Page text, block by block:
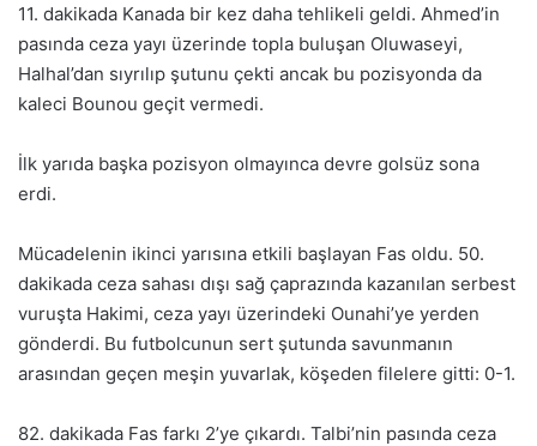
11. dakikada Kanada bir kez daha tehlikeli geldi. Ahmed’in
pasında ceza yayı üzerinde topla buluşan Oluwaseyi,
Halhal’dan sıyrılıp şutunu çekti ancak bu pozisyonda da
kaleci Bounou geçit vermedi.
İlk yarıda başka pozisyon olmayınca devre golsüz sona
erdi.
Mücadelenin ikinci yarısına etkili başlayan Fas oldu. 50.
dakikada ceza sahası dışı sağ çaprazında kazanılan serbest
vuruşta Hakimi, ceza yayı üzerindeki Ounahi’ye yerden
gönderdi. Bu futbolcunun sert şutunda savunmanın
arasından geçen meşin yuvarlak, köşeden filelere gitti: 0-1.
82. dakikada Fas farkı 2’ye çıkardı. Talbi’nin pasında ceza